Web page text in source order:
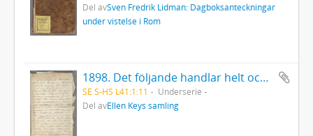
Del avSven Fredrik Lidman: Dagboksanteckningar
under vistelse i Rom
1898. Det följande handlar helt och hållet om Nietzsche... . 6 blad, brevpapper 8:o.
SE S-HS L41:1:11
Underserie
Del avEllen Keys samling